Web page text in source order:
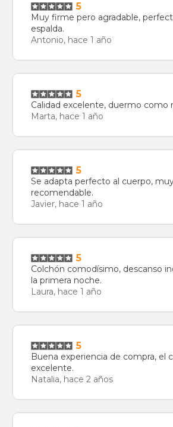
5
Muy firme pero agradable,
espalda.
Antonio, hace 1 año
5
Calidad excelente, duermo como
Marta, hace 1 año
5
Se adapta perfecto al cuerpo,
recomendable.
Javier, hace 1 año
5
Colchón comodísimo, descanso
la primera noche.
Laura, hace 1 año
5
Buena experiencia de compra, el
excelente.
Natalia, hace 2 años